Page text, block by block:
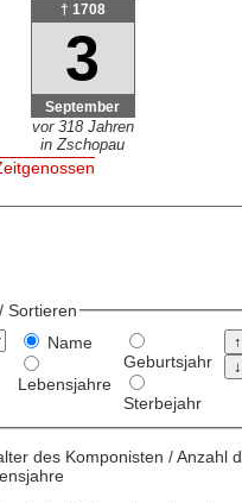
† 1708
3
September
vor 318 Jahren
in Zschopau
Sortieren
Name
Lebensjahre
Geburtsjahr
Sterbejahr
des Komponisten / Anzahl